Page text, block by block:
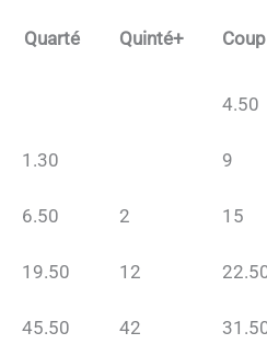
Quarté Quinté+
4.50
1.30 9
6.50 2 15
19.50 12
45.50 42